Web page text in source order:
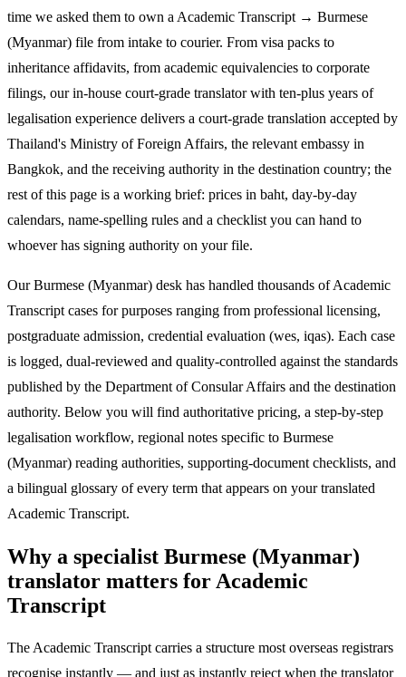
time we asked them to own a Academic Transcript → Burmese
(Myanmar) file from intake to courier. From visa packs to
inheritance affidavits, from academic equivalencies to corporate
filings, our in-house court-grade translator with ten-plus years of
legalisation experience delivers a court-grade translation accepted by
Thailand's Ministry of Foreign Affairs, the relevant embassy in
Bangkok, and the receiving authority in the destination country; the
rest of this page is a working brief: prices in baht, day-by-day
calendars, name-spelling rules and a checklist you can hand to
whoever has signing authority on your file.
Our Burmese (Myanmar) desk has handled thousands of Academic
Transcript cases for purposes ranging from professional licensing,
postgraduate admission, credential evaluation (wes, iqas). Each case
is logged, dual-reviewed and quality-controlled against the standards
published by the Department of Consular Affairs and the destination
authority. Below you will find authoritative pricing, a step-by-step
legalisation workflow, regional notes specific to Burmese
(Myanmar) reading authorities, supporting-document checklists, and
a bilingual glossary of every term that appears on your translated
Academic Transcript.
Why a specialist Burmese (Myanmar)
translator matters for Academic
Transcript
The Academic Transcript carries a structure most overseas registrars
recognise instantly — and just as instantly reject when the translator